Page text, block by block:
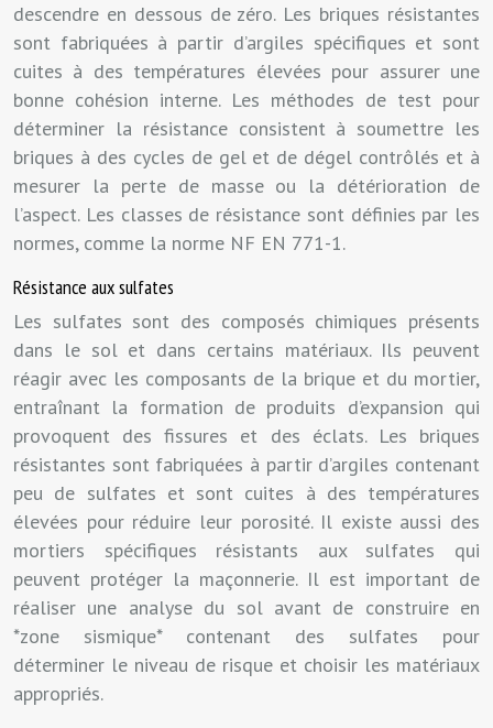
descendre en dessous de zéro. Les briques résistantes
sont fabriquées à partir d’argiles spécifiques et sont
cuites à des températures élevées pour assurer une
bonne cohésion interne. Les méthodes de test pour
déterminer la résistance consistent à soumettre les
briques à des cycles de gel et de dégel contrôlés et à
mesurer la perte de masse ou la détérioration de
l’aspect. Les classes de résistance sont définies par les
normes, comme la norme NF EN 771-1.
Résistance aux sulfates
Les sulfates sont des composés chimiques présents
dans le sol et dans certains matériaux. Ils peuvent
réagir avec les composants de la brique et du mortier,
entraînant la formation de produits d’expansion qui
provoquent des fissures et des éclats. Les briques
résistantes sont fabriquées à partir d’argiles contenant
peu de sulfates et sont cuites à des températures
élevées pour réduire leur porosité. Il existe aussi des
mortiers spécifiques résistants aux sulfates qui
peuvent protéger la maçonnerie. Il est important de
réaliser une analyse du sol avant de construire en
*zone sismique* contenant des sulfates pour
déterminer le niveau de risque et choisir les matériaux
appropriés.